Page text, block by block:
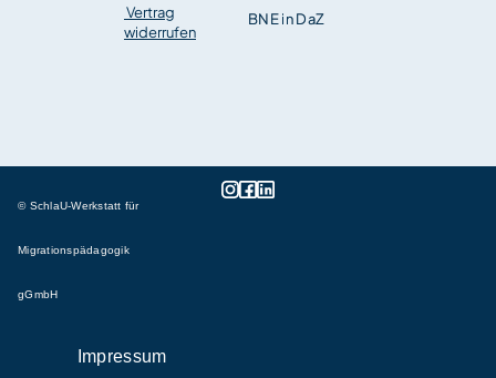
BNE in DaZ
Vertrag
widerrufen
© SchlaU-Werkstatt für
Migrationspädagogik
gGmbH
Impressum